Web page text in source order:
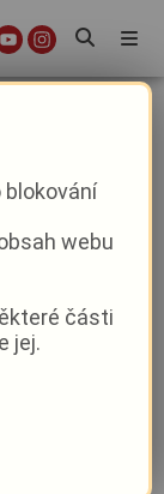
s
blokování
webu
části
jej.